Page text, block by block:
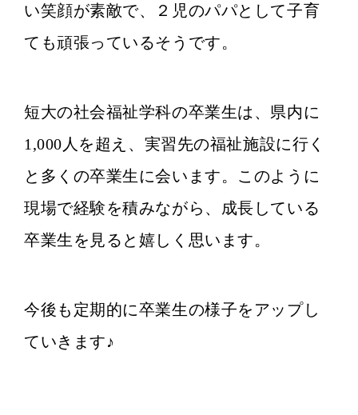
い笑顔が素敵で、２児のパパとして子育
ても頑張っているそうです。
短大の社会福祉学科の卒業生は、県内に
1,000人を超え、実習先の福祉施設に行く
と多くの卒業生に会います。このように
現場で経験を積みながら、成長している
卒業生を見ると嬉しく思います。
今後も定期的に卒業生の様子をアップし
ていきます♪